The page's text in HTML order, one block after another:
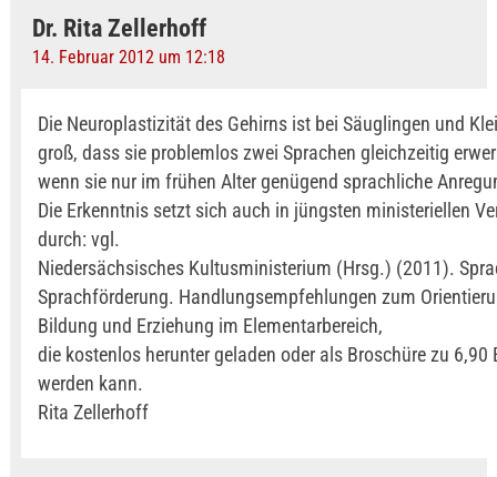
Dr. Rita Zellerhoff
14. Februar 2012 um 12:18
Die Neuroplastizität des Gehirns ist bei Säuglingen und
groß, dass sie problemlos zwei Sprachen gleichzeitig
wenn sie nur im frühen Alter genügend sprachliche
Die Erkenntnis setzt sich auch in jüngsten ministeriellen
durch: vgl.
Niedersächsisches Kultusministerium (Hrsg.) (2011).
Sprachförderung. Handlungsempfehlungen zum
Bildung und Erziehung im Elementarbereich,
die kostenlos herunter geladen oder als Broschüre zu 6,90
werden kann.
Rita Zellerhoff